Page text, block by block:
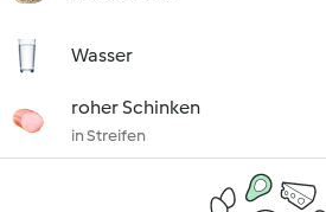
Wasser
roher Schinken
in Streifen